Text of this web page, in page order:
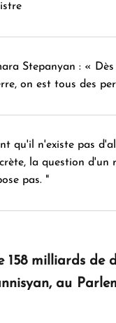
Stepanyan : «
on est tous des
qu'il n'existe pas
la question d'un
pas. "
en Arménie
milliards de
au